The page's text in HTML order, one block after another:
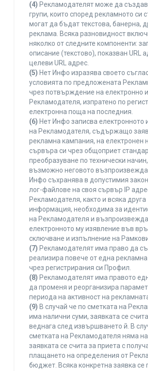
(4) Рекламодателят може да
групи, които според рекламното си
могат да бъдат текстова, банерна,
реклама. Всяка разновидност
няколко от следните компоненти:
описание (текстово), показван URL
целеви URL адрес.
(5) Нет Инфо изразява своето
условията по предложената
чрез потвърждение на електронно
Рекламодателя, изпратено по
електронна поща на последния.
(6) Нет Инфо записва електронното
на Рекламодателя, съдържащо
рекламна кампания, на електронен
сървъра си чрез общоприет
преобразуване по технически
възможно неговото
Инфо съхранява в допустимия
лог-файлове на своя сървър IP
Рекламодателя, както и всяка друга
информация, необходима за
на Рекламодателя и
електронното му изявление във
сключване и изпълнение на
(7) Рекламодателят има право да
реализира повече от една
чрез регистрирания си Профил.
(8) Рекламодателят има правото
да променя и реорганизира
периода на активност на
(9) В случай че по сметката на
има налични суми, заявката се
веднага след извършването й. В
сметката на Рекламодателя няма
заявката се счита за приета с
плащането на определения от
бюджет. Всяка конкретна заявка се